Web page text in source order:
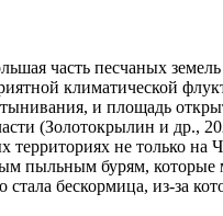
часть песчаных
климатической
и площадь
(Золотокрылин и др.,
территориях не только
пыльным бурям,
бескормица, из-за